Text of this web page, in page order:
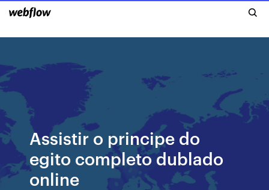
Assistir o principe do
egito completo dublado
online